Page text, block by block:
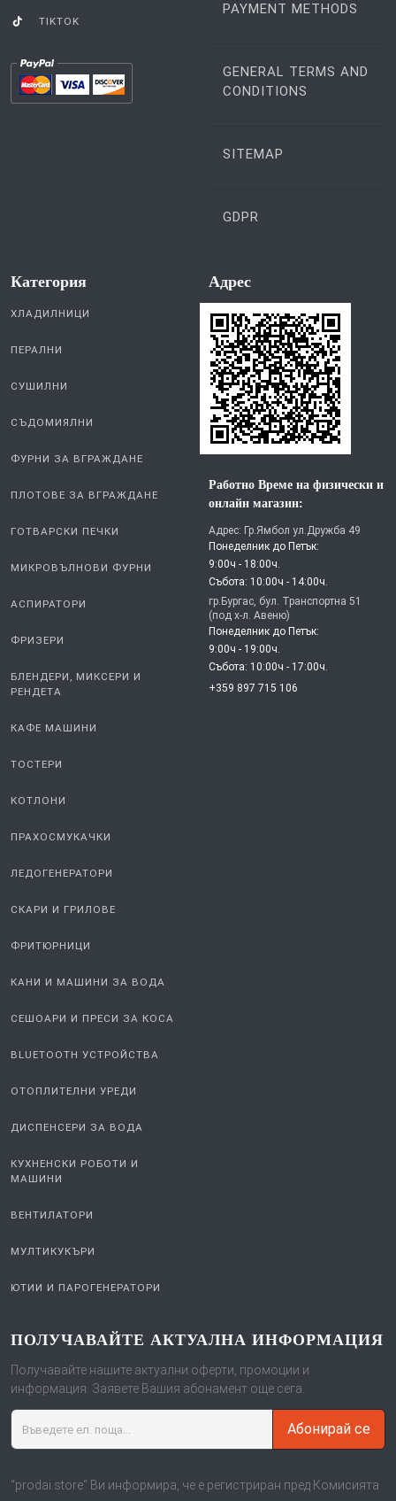
TIKTOK
PAYMENT METHODS
GENERAL TERMS AND
CONDITIONS
SITEMAP
GDPR
Категория
ХЛАДИЛНИЦИ
ПЕРАЛНИ
СУШИЛНИ
СЪДОМИЯЛНИ
ФУРНИ ЗА ВГРАЖДАНЕ
ПЛОТОВЕ ЗА ВГРАЖДАНЕ
ГОТВАРСКИ ПЕЧКИ
МИКРОВЪЛНОВИ ФУРНИ
АСПИРАТОРИ
ФРИЗЕРИ
БЛЕНДЕРИ, МИКСЕРИ И
РЕНДЕТА
КАФЕ МАШИНИ
ТОСТЕРИ
КОТЛОНИ
ПРАХОСМУКАЧКИ
ЛЕДОГЕНЕРАТОРИ
СКАРИ И ГРИЛОВЕ
ФРИТЮРНИЦИ
КАНИ И МАШИНИ ЗА ВОДА
СЕШОАРИ И ПРЕСИ ЗА КОСА
BLUETOOTH УСТРОЙСТВА
ОТОПЛИТЕЛНИ УРЕДИ
ДИСПЕНСЕРИ ЗА ВОДА
КУХНЕНСКИ РОБОТИ И
МАШИНИ
ВЕНТИЛАТОРИ
МУЛТИКУКЪРИ
ЮТИИ И ПАРОГЕНЕРАТОРИ
Aдрес
Работно Време на физически и
онлайн магазин:
Адрес: Гр.Ямбол ул.Дружба 49
Понеделник до Петък:
9:00ч - 18:00ч.
Събота: 10:00ч - 14:00ч.
гр.Бургас, бул. Транспортна 51
(под х-л. Авеню)
Понеделник до Петък:
9:00ч - 19:00ч.
Събота: 10:00ч - 17:00ч.
+359 897 715 106
ПОЛУЧАВАЙТЕ АКТУАЛНА ИНФОРМАЦИЯ
Получавайте нашите актуални оферти, промоции и
информация. Заявете Вашия абонамент още сега.
Абонирай се
“prodai.store“ Ви информира, че е регистриран пред Комисията